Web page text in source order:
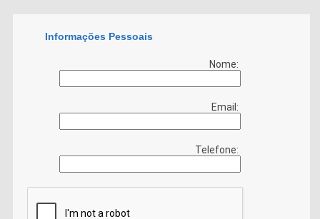
Informações Pessoais
Nome:
Email:
Telefone: